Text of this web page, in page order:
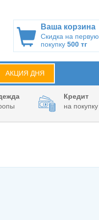
Ваша корзина
Скидка на первую
покупку 500 тг
АКЦИЯ ДНЯ
Кредит
на покупку